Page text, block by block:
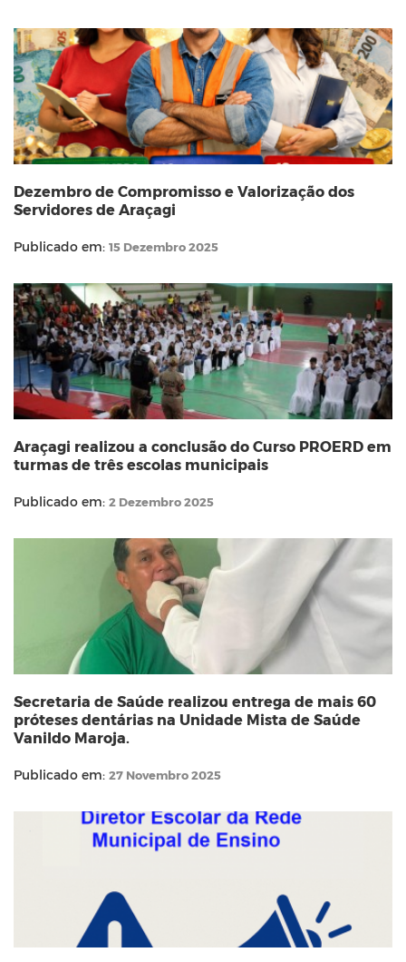
Dezembro de Compromisso e Valorização dos
Servidores de Araçagi
Publicado em: 15 Dezembro 2025
Araçagi realizou a conclusão do Curso PROERD em
turmas de três escolas municipais
Publicado em: 2 Dezembro 2025
Secretaria de Saúde realizou entrega de mais 60
próteses dentárias na Unidade Mista de Saúde
Vanildo Maroja.
Publicado em: 27 Novembro 2025